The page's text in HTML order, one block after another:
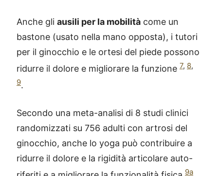
Anche gli ausili per la mobilità come un
bastone (usato nella mano opposta), i tutori
per il ginocchio e le ortesi del piede possono
ridurre il dolore e migliorare la funzione 7, 8,
9.
Secondo una meta-analisi di 8 studi clinici
randomizzati su 756 adulti con artrosi del
ginocchio, anche lo yoga può contribuire a
ridurre il dolore e la rigidità articolare auto-
9a